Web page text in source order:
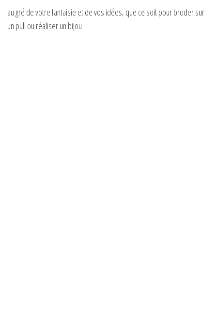
au gré de votre fantaisie et de vos idées, que ce soit pour broder sur
un pull ou réaliser un bijou